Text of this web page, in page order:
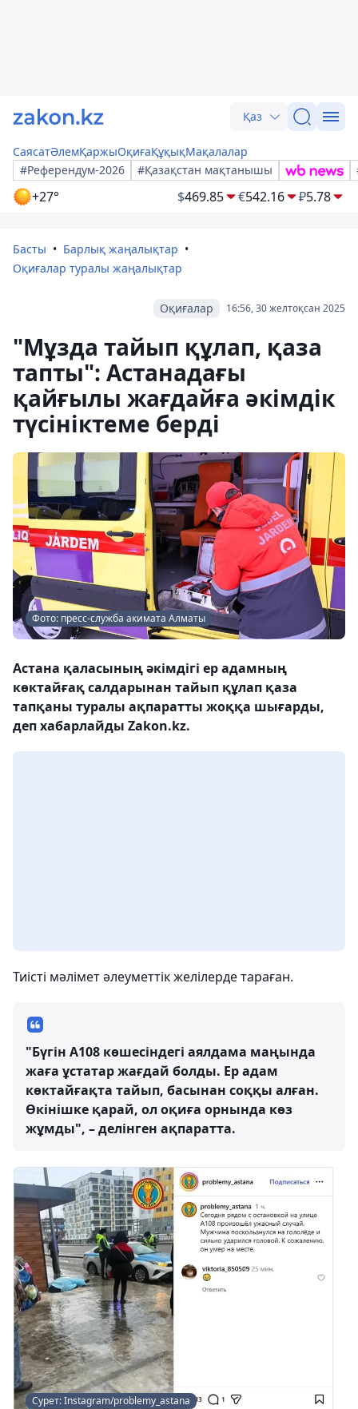
Қаз
СаясатӘлемҚаржыОқиғаҚұқықМақалалар
#Референдум-2026
#Қазақстан мақтанышы
+27° $469.85 €542.16 ₽5.78
Басты
Барлық жаңалықтар
Оқиғалар туралы жаңалықтар
16:56, 30 желтоқсан 2025
Оқиғалар
"Мұзда тайып құлап, қаза
тапты": Астанадағы
қайғылы жағдайға әкімдік
түсініктеме берді
Фото: пресс-служба акимата Алматы
Астана қаласының әкімдігі ер адамның
көктайғақ салдарынан тайып құлап қаза
тапқаны туралы ақпаратты жоққа шығарды,
деп хабарлайды Zakon.kz.
Тиісті мәлімет әлеуметтік желілерде тараған.
"Бүгін А108 көшесіндегі аялдама маңында
жаға ұстатар жағдай болды. Ер адам
көктайғақта тайып, басынан соққы алған.
Өкінішке қарай, ол оқиға орнында көз
жұмды", – делінген ақпаратта.
Сурет: Instagram/problemy_astana